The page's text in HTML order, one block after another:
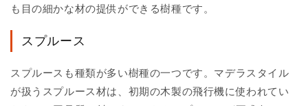
も目の細かな材の提供ができる樹種です。
スプルース
スプルースも種類が多い樹種の一つです。マデラスタイル
が扱うスプルース材は、初期の木製の飛行機に使われてい